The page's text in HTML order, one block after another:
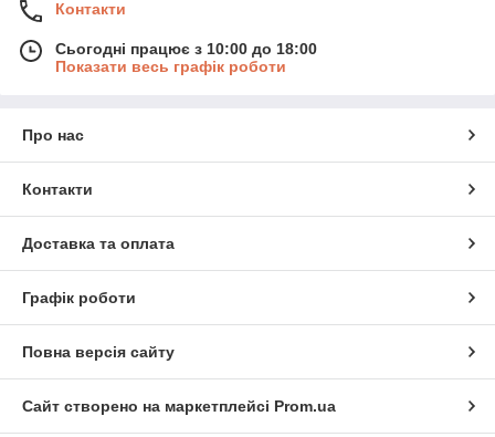
Контакти
Сьогодні працює з 10:00 до 18:00
Показати весь графік роботи
Про нас
Контакти
Доставка та оплата
Графік роботи
Повна версія сайту
Сайт створено на маркетплейсі Prom.ua